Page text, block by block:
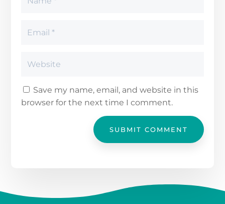
Save my name, email, and website in this
browser for the next time I comment.
SUBMIT COMMENT